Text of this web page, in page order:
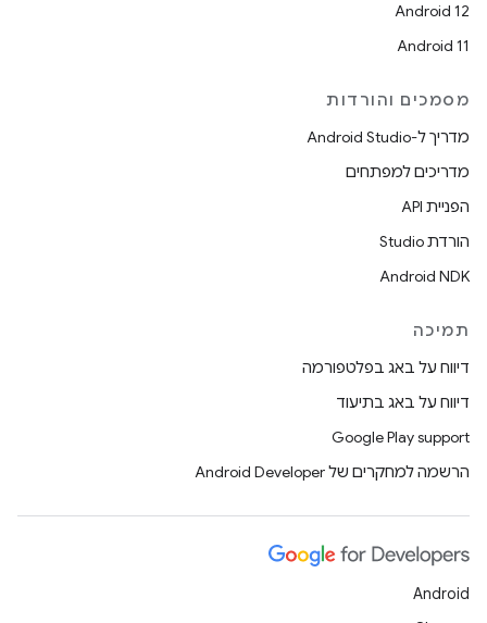
Android 12
Android 11
מסמכים והורדות
מדריך ל-Android Studio
מדריכים למפתחים
הפניית API
הורדת Studio
Android NDK
תמיכה
דיווח על באג בפלטפורמה
דיווח על באג בתיעוד
Google Play support
הרשמה למחקרים של Android Developer
Android